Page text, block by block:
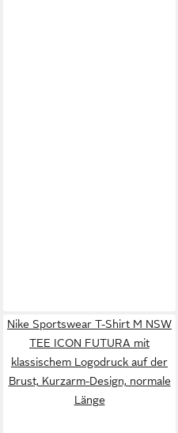
Nike Sportswear T-Shirt M NSW
TEE ICON FUTURA mit
klassischem Logodruck auf der
Brust, Kurzarm-Design, normale
Länge